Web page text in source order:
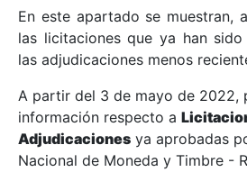
Mostrar/Ocultar
Mostrar/Ocultar
En este apartado se muestran,
las licitaciones que ya han
las adjudicaciones menos
A partir del 3 de mayo de 2022,
información respecto a
Adjudicaciones ya aprobadas
Nacional de Moneda y Timbre -